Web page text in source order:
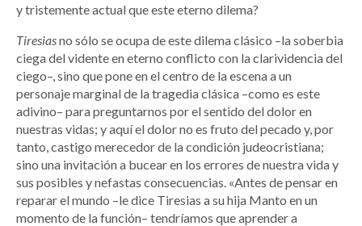
y tristemente actual que este eterno dilema?
Tiresiasno sólo se ocupa de este dilema clásico –la soberbia
ciega del vidente en eterno conflicto con la clarividencia del
ciego–, sino que pone en el centro de la escena a un
personaje marginal de la tragedia clásica –como es este
adivino– para preguntarnos por el sentido del dolor en
nuestras vidas; y aquí el dolor no es fruto del pecado y, por
tanto, castigo merecedor de la condición judeocristiana;
sino una invitación a bucear en los errores de nuestra vida y
sus posibles y nefastas consecuencias. «Antes de pensar en
reparar el mundo –le dice Tiresias a su hija Manto en un
momento de la función– tendríamos que aprender a